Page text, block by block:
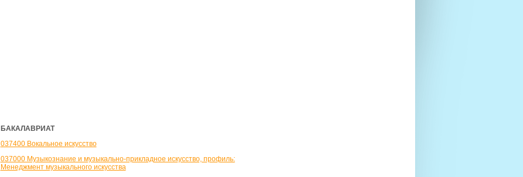
БАКАЛАВРИАТ
037400 Вокальное искусство
037000 Музыкознание и музыкально-прикладное искусство, профиль:
Менеджмент музыкального искусства